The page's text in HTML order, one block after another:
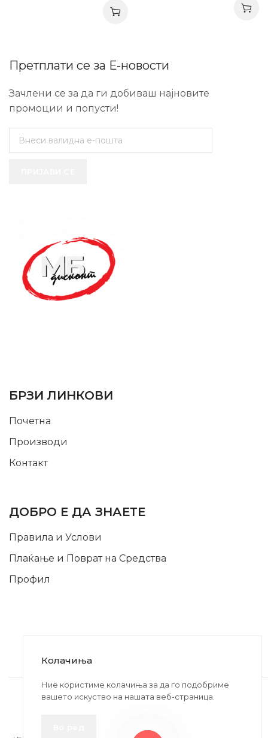
Претплати се за Е-новости
Зачлени се за да ги добиваш најновите
промоции и попусти!
БРЗИ ЛИНКОВИ
Почетна
Производи
Контакт
ДОБРО Е ДА ЗНАЕТЕ
Правила и Услови
Плаќање и Поврат на Средства
Профил
2020-2024 © MB DISKONT. Изработено од
БРАМИТ ДООЕЛ
Колачиња
Ние користиме колачиња за да го подобриме
вашето искуство на нашата веб-страница.